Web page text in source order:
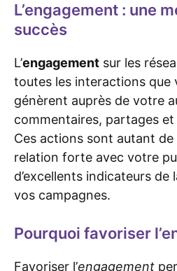
L’engagement : une
succès
L’engagement sur les
toutes les interactions que
génèrent auprès de votre
commentaires, partages
Ces actions sont autant de
relation forte avec votre
d’excellents indicateurs
vos campagnes.
Pourquoi favoriser
Favoriser l’engagement